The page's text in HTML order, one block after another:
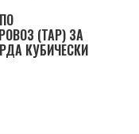
(TAP) ЗА
КУБИЧЕСКИ